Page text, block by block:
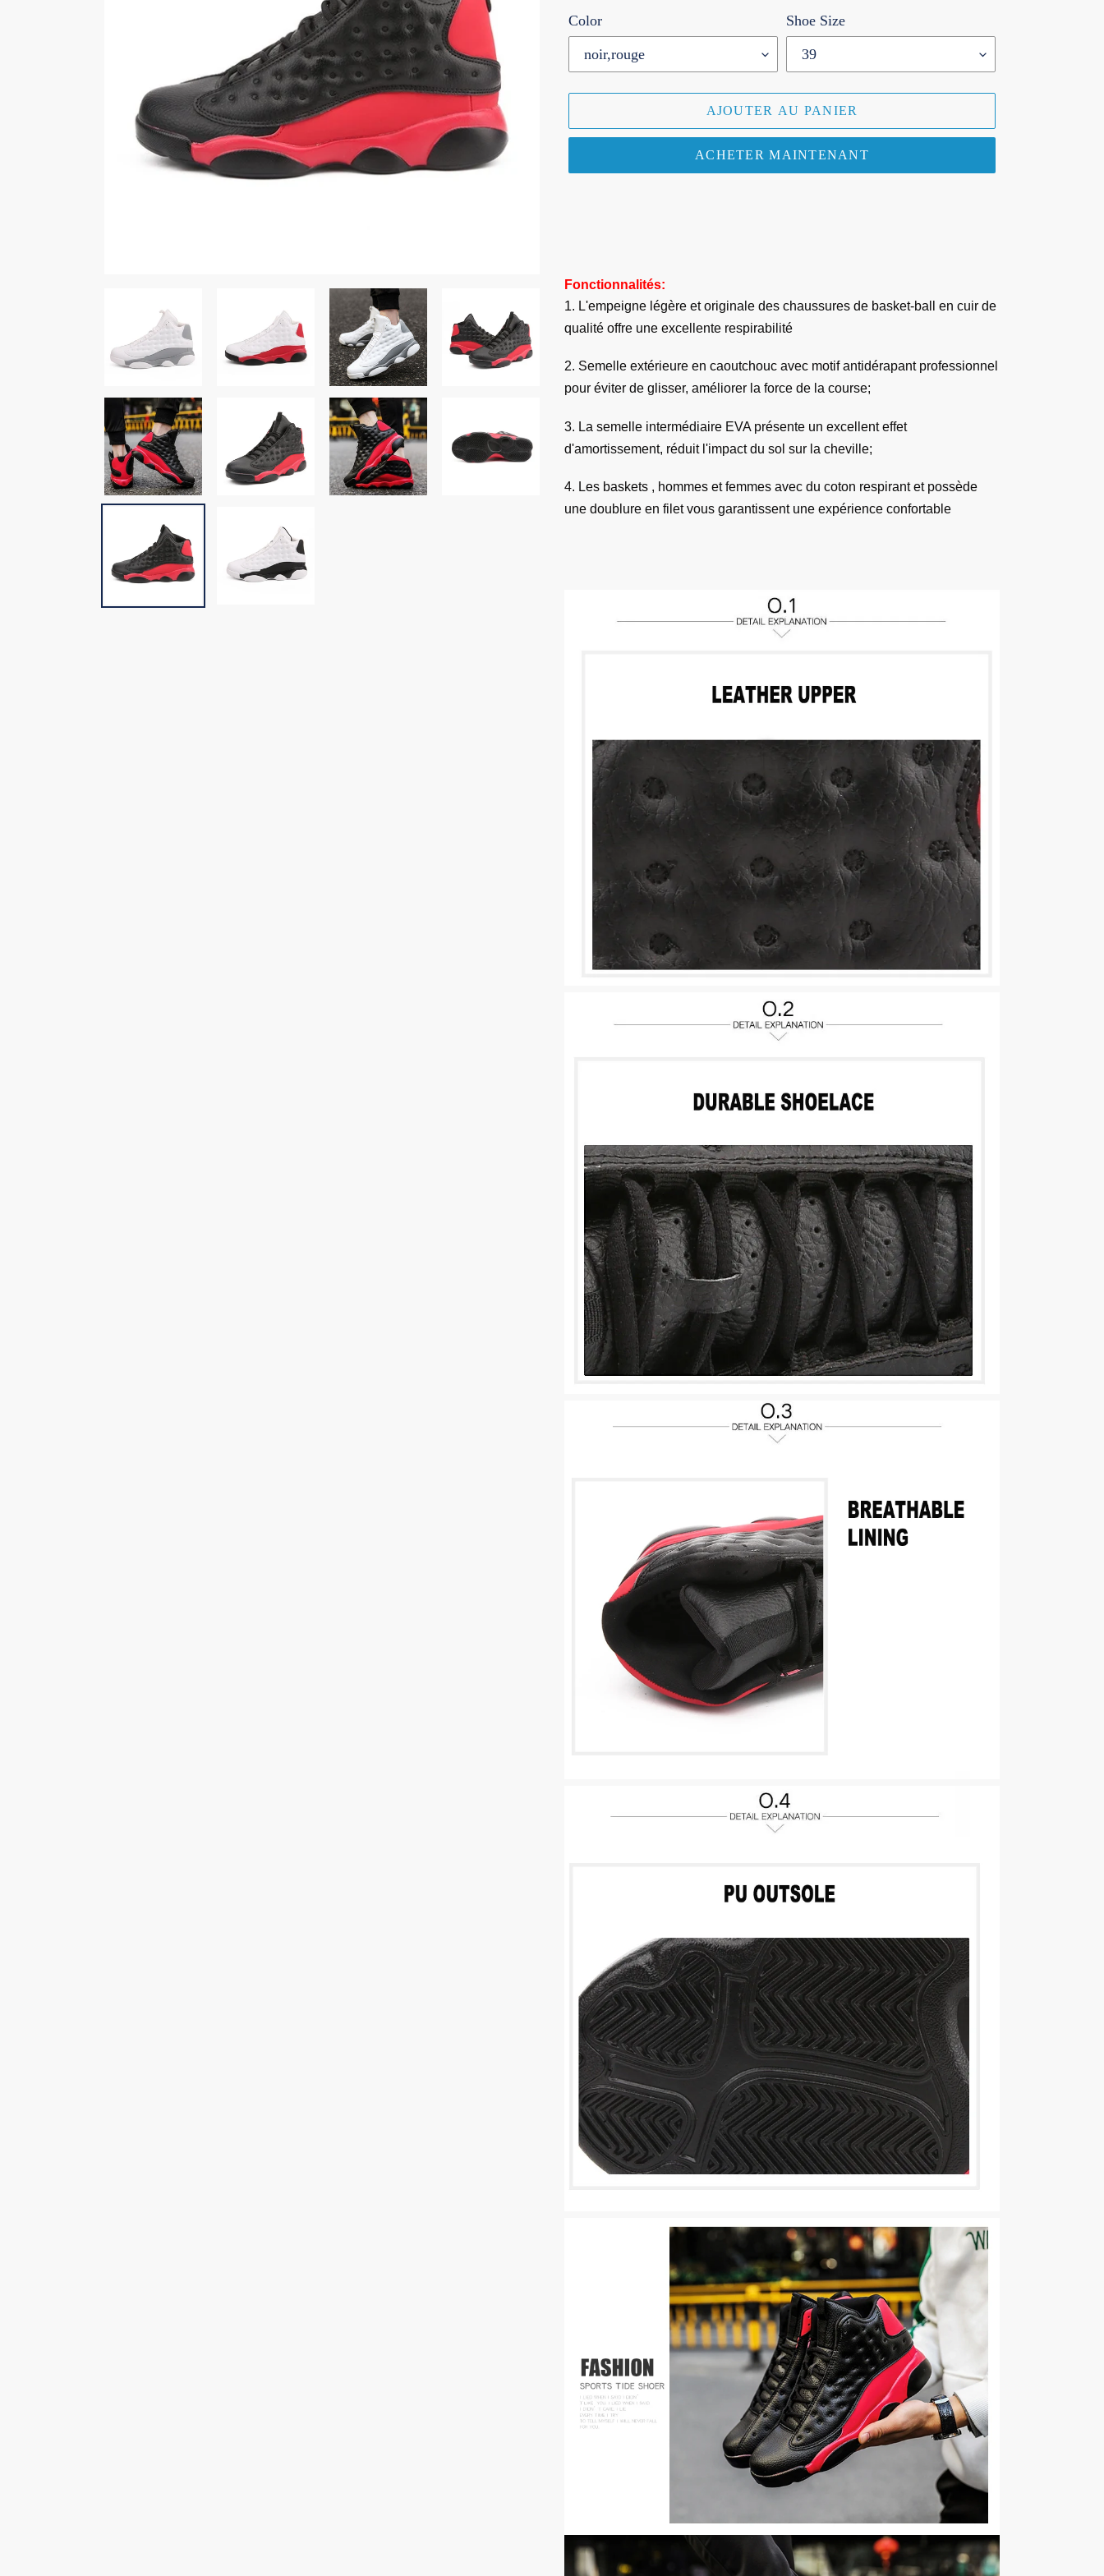
Color Shoe Size
AJOUTER AU PANIER
ACHETER MAINTENANT
votre
panier
Fonctionnalités:
1. L'empeigne légère et originale des chaussures de basket-ball en cuir de
qualité offre une excellente respirabilité
2. Semelle extérieure en caoutchouc avec motif antidérapant professionnel
pour éviter de glisser, améliorer la force de la course;
3. La semelle intermédiaire EVA présente un excellent effet
d'amortissement, réduit l'impact du sol sur la cheville;
4. Les baskets , hommes et femmes avec du coton respirant et possède
une doublure en filet vous garantissent une expérience confortable